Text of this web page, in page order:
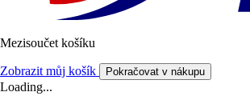
Mezisoučet košíku
Zobrazit můj košík Pokračovat v nákupu
Loading...